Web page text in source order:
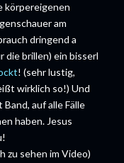
körpereigenen
am
dringend a
die brillen) ein bisserl
! (sehr lustig,
wirklich so!) Und
auf alle Fälle
haben. Jesus
zu sehen im Video)